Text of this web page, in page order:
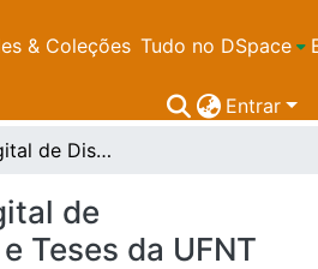
& Coleções Tudo no DSpace
Entrar
Biblioteca Digital de Dissertações e Teses da UFNT
de
Teses da UFNT